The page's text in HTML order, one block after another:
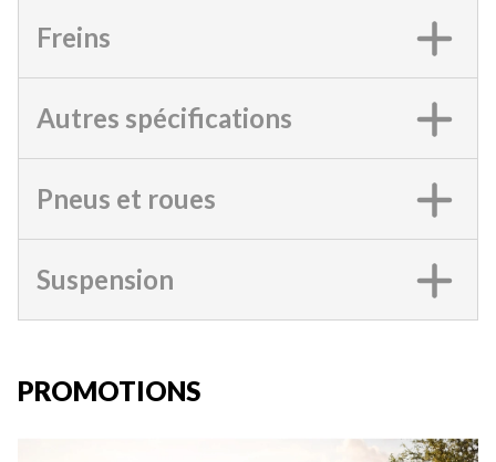
Freins
Autres spécifications
Pneus et roues
Suspension
PROMOTIONS